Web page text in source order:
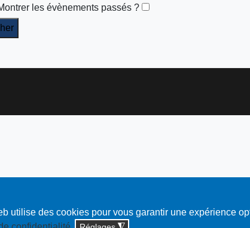
utilise des cookies pour vous garantir une expérience
les évènements passés ?